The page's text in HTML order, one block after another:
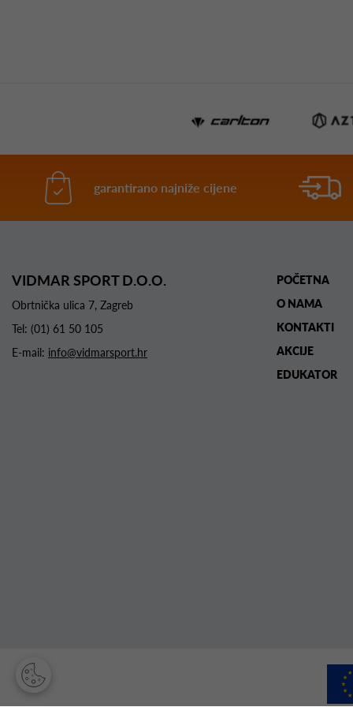
garantirano najniže cijene
VIDMAR SPORT D.O.O.
Obrtnička ulica 7, Zagreb
Tel: (01) 61 50 105
E-mail: info@vidmarsport.hr
POČETNA
O NAMA
KONTAKTI
AKCIJE
EDUKATOR